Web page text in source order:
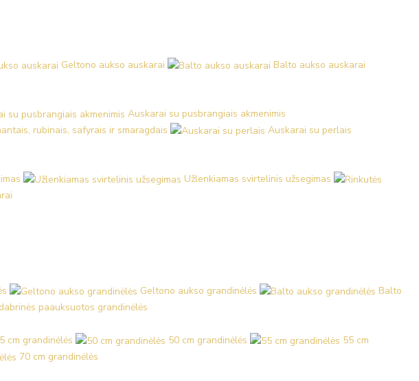
Geltono aukso auskarai
Balto aukso auskarai
Auskarai su pusbrangiais akmenimis
rubinais, safyrais ir smaragdais
Auskarai su perlais
Užlenkiamas svirtelinis užsegimas
Geltono aukso grandinėlės
Balto
paauksuotos grandinėlės
cm grandinėlės 50 cm grandinėlės
55 cm
70 cm grandinėlės